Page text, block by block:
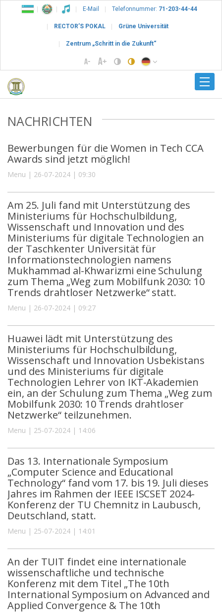
E-Mail Telefonnummer: 71-203-44-44
RECTOR’S POKAL Grüne Universität
Zentrum „Schritt in die Zukunft“
NACHRICHTEN
Bewerbungen für die Women in Tech CCA
Awards sind jetzt möglich!
Menu | 26-07-2024 | 09:30
Am 25. Juli fand mit Unterstützung des
Ministeriums für Hochschulbildung,
Wissenschaft und Innovation und des
Ministeriums für digitale Technologien an
der Taschkenter Universität für
Informationstechnologien namens
Mukhammad al-Khwarizmi eine Schulung
zum Thema „Weg zum Mobilfunk 2030: 10
Trends drahtloser Netzwerke“ statt.
Menu | 26-07-2024 | 09:27
Huawei lädt mit Unterstützung des
Ministeriums für Hochschulbildung,
Wissenschaft und Innovation Usbekistans
und des Ministeriums für digitale
Technologien Lehrer von IKT-Akademien
ein, an der Schulung zum Thema „Weg zum
Mobilfunk 2030: 10 Trends drahtloser
Netzwerke“ teilzunehmen.
Menu | 25-07-2024 | 14:06
Das 13. Internationale Symposium
„Computer Science and Educational
Technology“ fand vom 17. bis 19. Juli dieses
Jahres im Rahmen der IEEE ISCSET 2024-
Konferenz der TU Chemnitz in Laubusch,
Deutschland, statt.
Menu | 25-07-2024 | 14:01
An der TUIT findet eine internationale
wissenschaftliche und technische
Konferenz mit dem Titel „The 10th
International Symposium on Advanced and
Applied Convergence & The 10th